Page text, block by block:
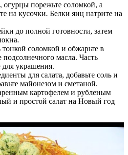
огурцы порежьте соломкой, а
на кусочки. Белки яиц натрите на
до полной готовности, затем
соломкой и обжарьте в
масла. Часть
для украшения.
для салата, добавьте соль и
майонезом и сметаной.
картофелем и рубленым
и простой салат на Новый год